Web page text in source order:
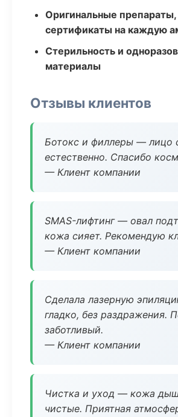
Оригинальные препараты,
сертификаты на каждую
Стерильность и
материалы
Отзывы клиентов
Ботокс и филлеры — лицо
естественно. Спасибо
— Клиент компании
SMAS-лифтинг — овал
кожа сияет. Рекомендую
— Клиент компании
Сделала лазерную
гладко, без раздражения.
заботливый.
— Клиент компании
Чистка и уход — кожа
чистые. Приятная